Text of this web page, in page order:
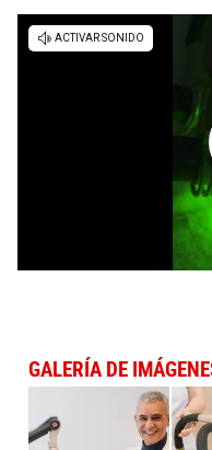
GALERÍA DE